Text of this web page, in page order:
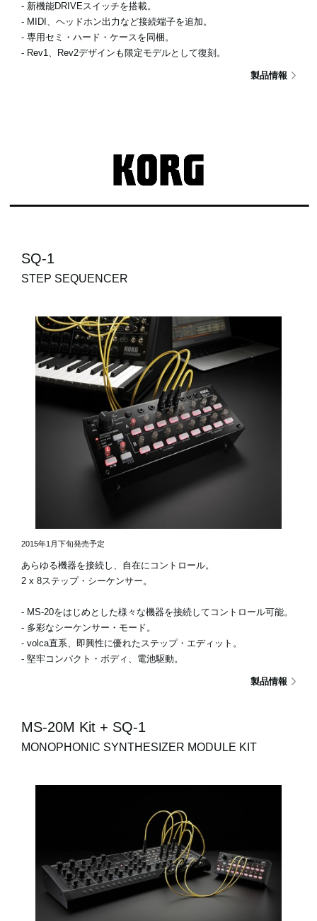
- 新機能DRIVEスイッチを搭載。
- MIDI、ヘッドホン出力など接続端子を追加。
- 専用セミ・ハード・ケースを同梱。
- Rev1、Rev2デザインも限定モデルとして復刻。
製品情報
SQ-1
STEP SEQUENCER
2015年1月下旬発売予定
あらゆる機器を接続し、自在にコントロール。
2 x 8ステップ・シーケンサー。
- MS-20をはじめとした様々な機器を接続してコントロール可能。
- 多彩なシーケンサー・モード。
- volca直系、即興性に優れたステップ・エディット。
- 堅牢コンパクト・ボディ、電池駆動。
製品情報
MS-20M Kit + SQ-1
MONOPHONIC SYNTHESIZER MODULE KIT